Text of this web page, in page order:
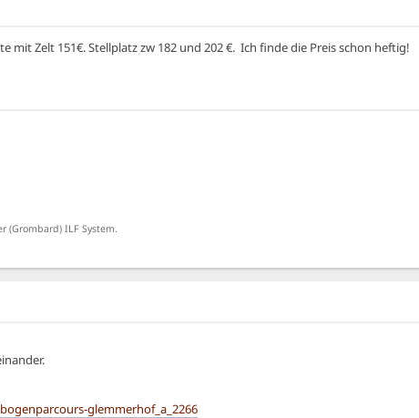
mit Zelt 151€. Stellplatz zw 182 und 202 €. Ich finde die Preis schon heftig!
ILF System.
glemmerhof_a_2266